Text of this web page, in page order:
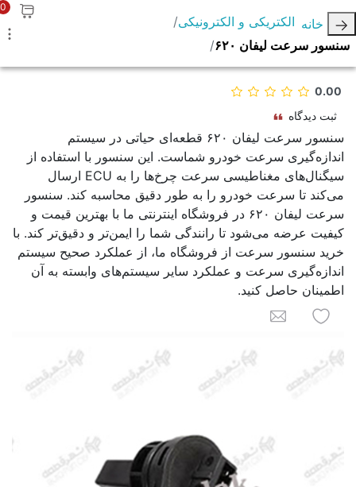
خانه
الکتریکی و الکترونیکی
سنسور سرعت لیفان ۶۲۰
0
0.00
ثبت دیدگاه
سنسور سرعت لیفان ۶۲۰ قطعه‌ای حیاتی در سیستم
اندازه‌گیری سرعت خودرو شماست. این سنسور با استفاده از
سیگنال‌های مغناطیسی سرعت چرخ‌ها را به ECU ارسال
می‌کند تا سرعت خودرو را به طور دقیق محاسبه کند. سنسور
سرعت لیفان ۶۲۰ در فروشگاه اینترنتی ما با بهترین قیمت و
کیفیت عرضه می‌شود تا رانندگی شما را ایمن‌تر و دقیق‌تر کند. با
خرید سنسور سرعت از فروشگاه ما، از عملکرد صحیح سیستم
اندازه‌گیری سرعت و عملکرد سایر سیستم‌های وابسته به آن
اطمینان حاصل کنید.
به لیست علاقه مندی ها اضافه کنید
برای یک دوست ایمیل کنید